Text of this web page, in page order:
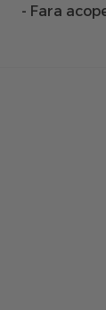
- Fara